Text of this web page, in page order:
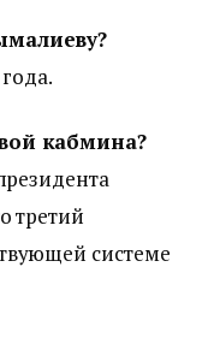
кабмина?
третий
системе